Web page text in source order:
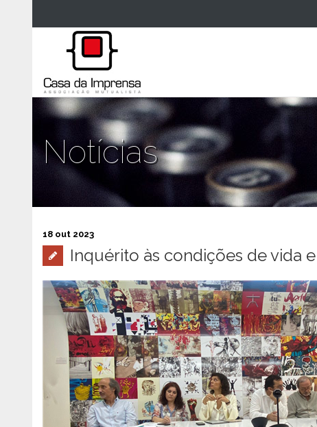
Notícias
18 out 2023
Inquérito às condições de vida